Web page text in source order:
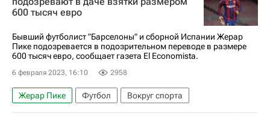
600 тысяч евро
Бывший футболист "Барселоны" и сборной Испании Жерар
Пике подозревается в подозрительном переводе в размере
600 тысяч евро, сообщает газета El Economista.
6 февраля 2023, 16:10 2958
Жерар Пике Футбол Вокруг спорта